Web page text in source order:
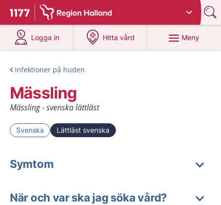
Till startsidan för 1177
Du har valt region Halland
Logga in
på 1177.se
Hitta vård
på 1177.se
Meny
Infektioner på huden
Mässling
Mässling - svenska lättläst
Svenska Lättläst svenska
Symtom
När och var ska jag söka vård?